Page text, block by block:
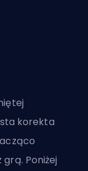
korekta
Poniżej